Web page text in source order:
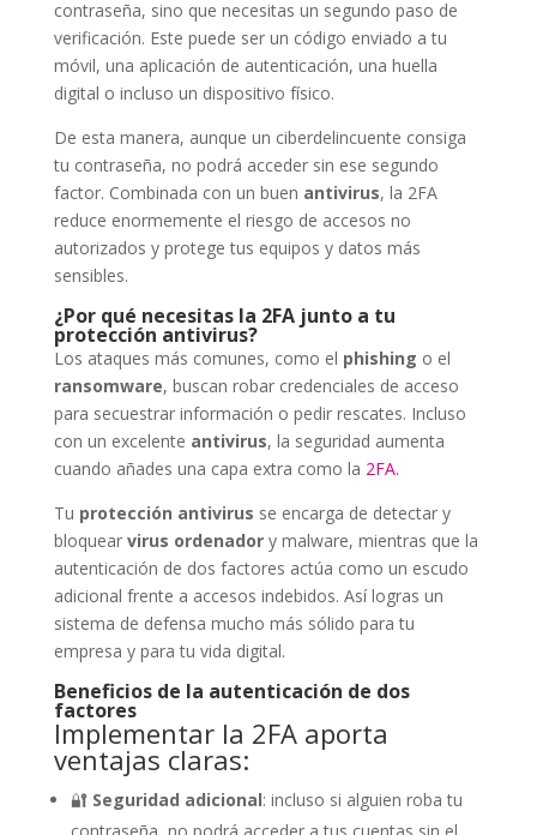
contraseña, sino que necesitas un segundo paso de
verificación. Este puede ser un código enviado a tu
móvil, una aplicación de autenticación, una huella
digital o incluso un dispositivo físico.
De esta manera, aunque un ciberdelincuente consiga
tu contraseña, no podrá acceder sin ese segundo
factor. Combinada con un buen antivirus, la 2FA
reduce enormemente el riesgo de accesos no
autorizados y protege tus equipos y datos más
sensibles.
¿Por qué necesitas la 2FA junto a tu
protección antivirus?
Los ataques más comunes, como el phishing o el
ransomware, buscan robar credenciales de acceso
para secuestrar información o pedir rescates. Incluso
con un excelente antivirus, la seguridad aumenta
cuando añades una capa extra como la 2FA.
Tu protección antivirus se encarga de detectar y
bloquear virus ordenadory malware, mientras que la
autenticación de dos factores actúa como un escudo
adicional frente a accesos indebidos. Así logras un
sistema de defensa mucho más sólido para tu
empresa y para tu vida digital.
Beneficios de la autenticación de dos
factores
Implementar la 2FA aporta
ventajas claras:
🔐 Seguridad adicional: incluso si alguien roba tu
contraseña, no podrá acceder a tus cuentas sin el